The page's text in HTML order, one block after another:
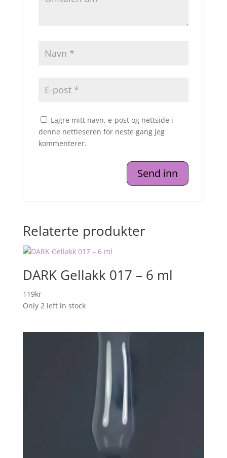
Lagre mitt navn, e-post og nettside i
denne nettleseren for neste gang jeg
kommenterer.
Relaterte produkter
DARK Gellakk 017 – 6 ml
119kr
Only 2 left in stock